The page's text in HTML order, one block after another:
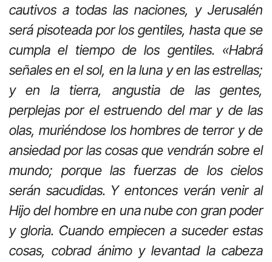
cautivos a todas las naciones, y Jerusalén
será pisoteada por los gentiles, hasta que se
cumpla el tiempo de los gentiles. «Habrá
señales en el sol, en la luna y en las estrellas;
y en la tierra, angustia de las gentes,
perplejas por el estruendo del mar y de las
olas, muriéndose los hombres de terror y de
ansiedad por las cosas que vendrán sobre el
mundo; porque las fuerzas de los cielos
serán sacudidas. Y entonces verán venir al
Hijo del hombre en una nube con gran poder
y gloria. Cuando empiecen a suceder estas
cosas, cobrad ánimo y levantad la cabeza